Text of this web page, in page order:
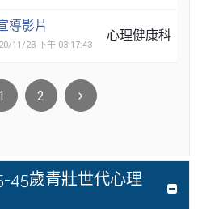
導影片
11/23 下午 03:17:43
心理健康科
2
45歲青壯世代心理